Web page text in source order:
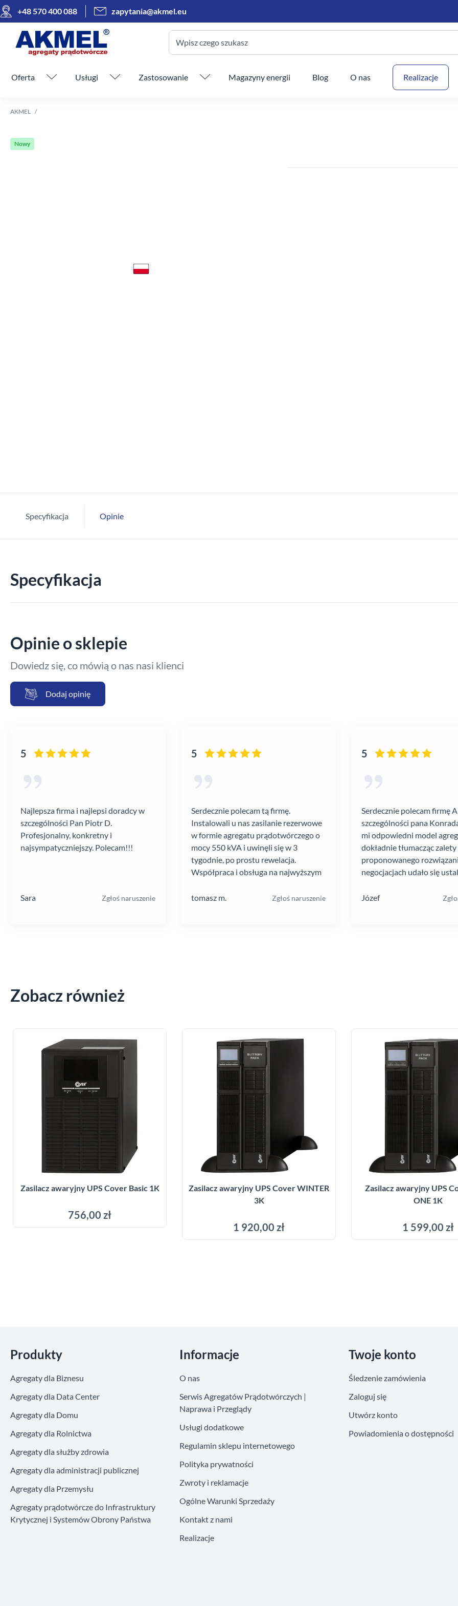
+48 570 400 088 zapytania@akmel.eu
Wpisz czego szukasz
Pomiń menu
Oferta Usługi Zastosowanie Magazyny energii Blog O nas Realizacje
AKMEL
Nowy
Specyfikacja Opinie
Specyfikacja
Opinie o sklepie
Dowiedz się, co mówią o nas nasi klienci
Dodaj opinię
5
Najlepsza firma i najlepsi doradcy w
szczególności Pan Piotr D.
Profesjonalny, konkretny i
najsympatyczniejszy. Polecam!!!
Sara Zgłoś naruszenie
5
Serdecznie polecam tą firmę.
Instalowali u nas zasilanie rezerwowe
w formie agregatu prądotwórczego o
mocy 550 kVA i uwinęli się w 3
tygodnie, po prostu rewelacja.
Współpraca i obsługa na najwyższym
tomasz m.
Zgłoś naruszenie
5
Serdecznie polecam firmę
szczególności pana
mi odpowiedni model
dokładnie tłumacząc zalety
proponowanego
negocjacjach udało się
szybko i schludnie.
Józef
Zobacz również
Zasilacz awaryjny UPS Cover Basic 1K
756,00 zł
Zasilacz awaryjny UPS Cover WINTER
3K
1 920,00 zł
Zasilacz awaryjny UPS
ONE 1K
1 599,00 zł
Produkty
Agregaty dla Biznesu
Agregaty dla Data Center
Agregaty dla Domu
Agregaty dla Rolnictwa
Agregaty dla służby zdrowia
Agregaty dla administracji publicznej
Agregaty dla Przemysłu
Agregaty prądotwórcze do Infrastruktury
Krytycznej i Systemów Obrony Państwa
Informacje
O nas
Serwis Agregatów Prądotwórczych |
Naprawa i Przeglądy
Usługi dodatkowe
Regulamin sklepu internetowego
Polityka prywatności
Zwroty i reklamacje
Ogólne Warunki Sprzedaży
Kontakt z nami
Realizacje
Twoje konto
Śledzenie zamówienia
Zaloguj się
Utwórz konto
Powiadomienia o dostępności